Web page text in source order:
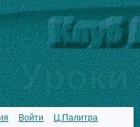
Войти Ц.Палитра